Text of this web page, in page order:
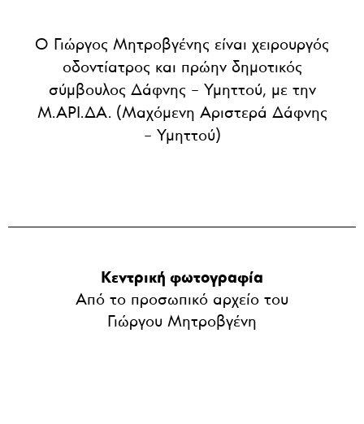
Ο Γιώργος Μητροβγένης είναι χειρουργός
οδοντίατρος και πρώην δημοτικός
σύμβουλος Δάφνης – Υμηττού, με την
Μ.ΑΡΙ.ΔΑ. (Μαχόμενη Αριστερά Δάφνης
– Υμηττού)
Κεντρική φωτογραφία
Από το προσωπικό αρχείο του
Γιώργου Μητροβγένη